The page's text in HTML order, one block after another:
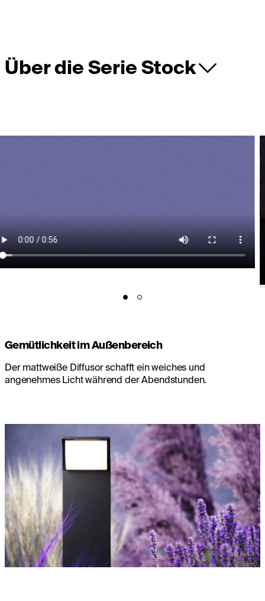
Über die Serie Stock
Gemütlichkeit im Außenbereich
Der mattweiße Diffusor schafft ein weiches und
angenehmes Licht während der Abendstunden.